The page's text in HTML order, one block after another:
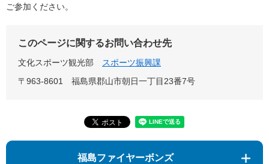
ご参加ください。
このページに関するお問い合わせ先
文化スポーツ観光部
スポーツ振興課
〒963-8601
福島県郡山市朝日一丁目23番7号
福島ファイヤーボンズ